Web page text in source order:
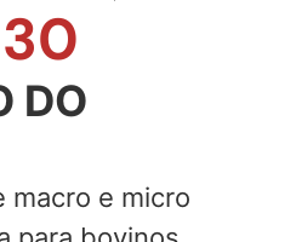
DO
macro e micro